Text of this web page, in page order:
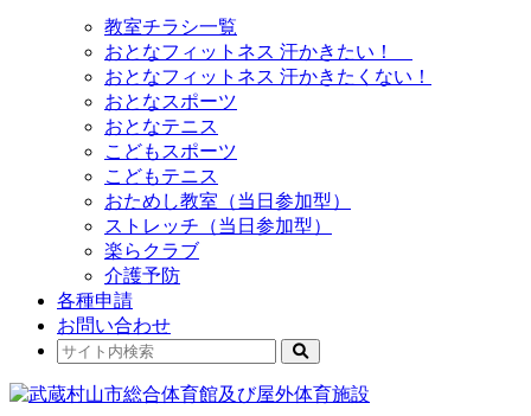
教室チラシ一覧
おとなフィットネス 汗かきたい！
おとなフィットネス 汗かきたくない！
おとなスポーツ
おとなテニス
こどもスポーツ
こどもテニス
おためし教室（当日参加型）
ストレッチ（当日参加型）
楽らクラブ
介護予防
各種申請
お問い合わせ